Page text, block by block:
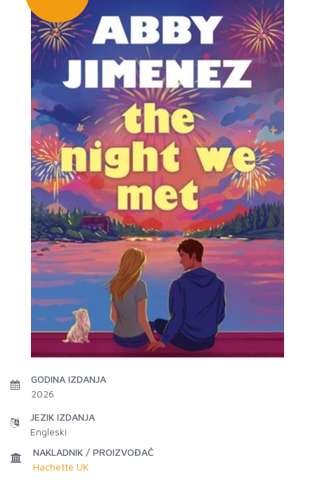
GODINA IZDANJA
2026
JEZIK IZDANJA
Engleski
NAKLADNIK / PROIZVOĐAČ
Hachette UK